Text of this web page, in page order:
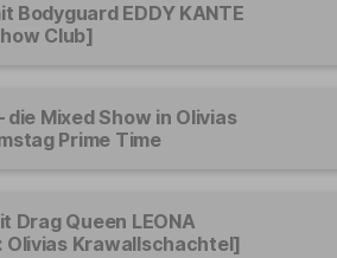
Bodyguard EDDY KANTE
Club]
die Mixed Show in Olivias
Prime Time
Drag Queen LEONA
Olivias Krawallschachtel]